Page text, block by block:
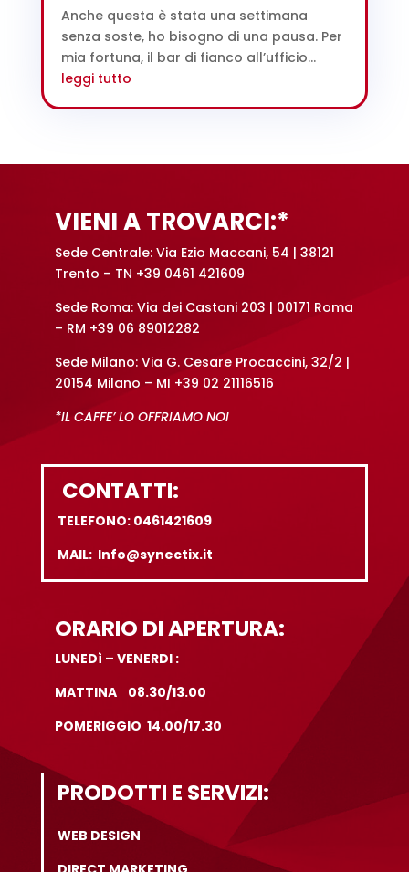
Anche questa è stata una settimana
senza soste, ho bisogno di una pausa. Per
mia fortuna, il bar di fianco all’ufficio...
leggi tutto
VIENI A TROVARCI:*
Sede Centrale: Via Ezio Maccani, 54 | 38121
Trento – TN +39 0461 421609
Sede Roma: Via dei Castani 203 | 00171 Roma
– RM +39 06 89012282
Sede Milano: Via G. Cesare Procaccini, 32/2 |
20154 Milano – MI +39 02 21116516
*IL CAFFE’ LO OFFRIAMO NOI
CONTATTI:
TELEFONO: 0461421609
MAIL: Info@synectix.it
ORARIO DI APERTURA:
LUNEDì – VENERDI :
MATTINA 08.30/13.00
POMERIGGIO 14.00/17.30
PRODOTTI E SERVIZI:
WEB DESIGN